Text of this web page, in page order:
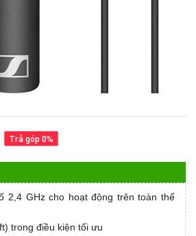
Trả góp 0%
2,4 GHz cho hoạt động trên toàn thế
trong điều kiện tối ưu